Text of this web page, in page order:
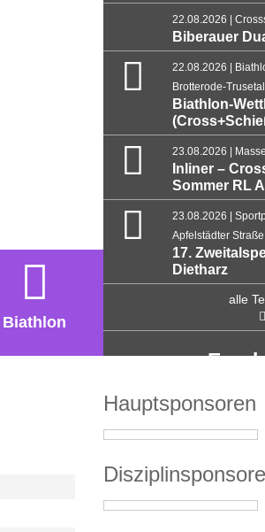
Biathlon
22.08.2026 |
Biberauer
22.08.2026 |
Brotterode-Trusetal
Biathlon-
23.08.2026 |
Inliner –
Sommer RL
23.08.2026 |
Apfelstädter Straße
17.
Dietharz
alle
Hauptsponsoren